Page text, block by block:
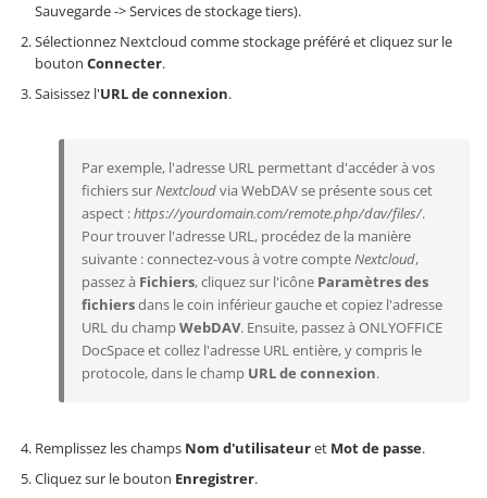
Sauvegarde -> Services de stockage tiers).
Sélectionnez Nextcloud comme stockage préféré et cliquez sur le
bouton Connecter.
Saisissez l'URL de connexion.
Par exemple, l'adresse URL permettant d'accéder à vos
fichiers surNextcloudvia WebDAV se présente sous cet
aspect :https://yourdomain.com/remote.php/dav/files/.
Pour trouver l'adresse URL, procédez de la manière
suivante : connectez-vous à votre compteNextcloud,
passez à Fichiers, cliquez sur l'icône Paramètres des
fichiersdans le coin inférieur gauche et copiez l'adresse
URL du champWebDAV. Ensuite, passez à ONLYOFFICE
DocSpace et collez l'adresse URL entière, y compris le
protocole, dans le champ URL de connexion.
Remplissez les champs Nom d'utilisateuret Mot de passe.
Cliquez sur le bouton Enregistrer.